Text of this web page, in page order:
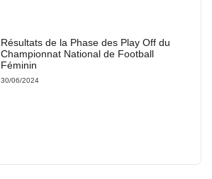
Résultats de la Phase des Play Off du
Championnat National de Football
Féminin
30/06/2024